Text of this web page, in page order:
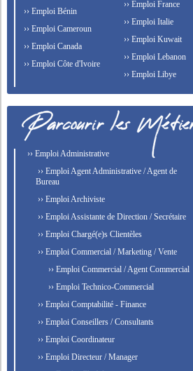
›› Emploi Bénin
›› Emploi Cameroun
›› Emploi Canada
›› Emploi Côte d'Ivoire
›› Emploi France
›› Emploi Italie
›› Emploi Kuwait
›› Emploi Lebanon
›› Emploi Libye
›› Emploi Administrative
›› Emploi Agent Administrative / Agent de
Bureau
›› Emploi Archiviste
›› Emploi Assistante de Direction / Secrétaire
›› Emploi Chargé(e)s Clientèles
›› Emploi Commercial / Marketing / Vente
›› Emploi Commercial / Agent Commercial
›› Emploi Technico-Commercial
›› Emploi Comptabilité - Finance
›› Emploi Conseillers / Consultants
›› Emploi Coordinateur
›› Emploi Directeur / Manager